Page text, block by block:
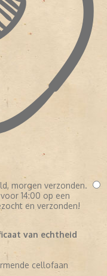
morgen verzonden.
14:00 op een
en verzonden!
van echtheid
cellofaan